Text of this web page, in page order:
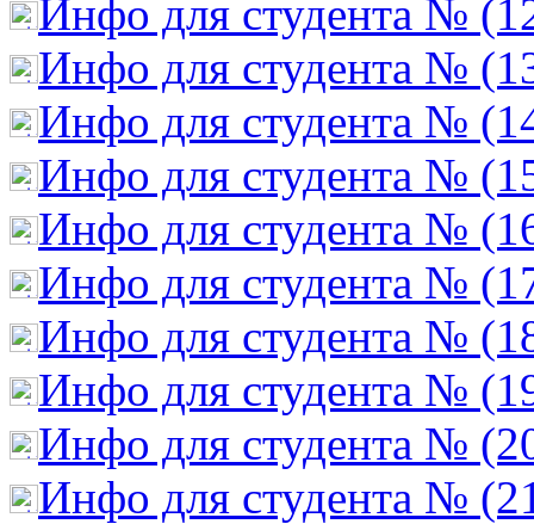
Инфо для студента №
Инфо для студента №
Инфо для студента №
Инфо для студента №
Инфо для студента №
Инфо для студента №
Инфо для студента №
Инфо для студента №
Инфо для студента №
Инфо для студента №